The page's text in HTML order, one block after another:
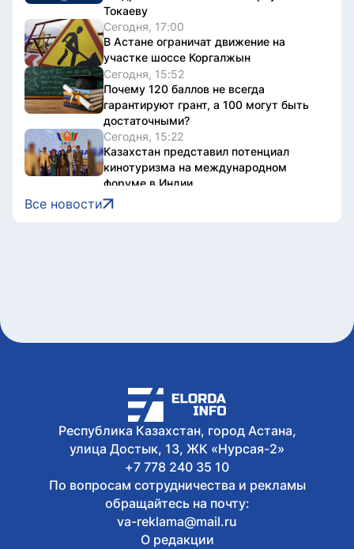
Токаеву
Сегодня, 17:00
В Астане ограничат движение на
участке шоссе Коргалжын
Сегодня, 15:52
Почему 120 баллов не всегда
гарантируют грант, а 100 могут быть
достаточными?
Сегодня, 15:22
Казахстан представил потенциал
кинотуризма на международном
форуме в Индии
Сегодня, 15:22
Жители Астаны получат возможность
Как очищают реку Есиль от
водорослей, тины и мусора в Астане
Все новости
Республика Казахстан, город Астана,
улица Достык, 13, ЖК «Нурсая-2»
+7 778 240 35 10
По вопросам сотрудничества и рекламы
обращайтесь на почту:
va-reklama@mail.ru
О редакции